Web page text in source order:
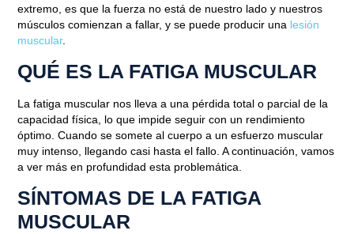
extremo, es que la fuerza no está de nuestro lado y nuestros
músculos comienzan a fallar, y se puede producir una lesión
muscular.
QUÉ ES LA FATIGA MUSCULAR
La fatiga muscular nos lleva a una pérdida total o parcial de la
capacidad física, lo que impide seguir con un rendimiento
óptimo. Cuando se somete al cuerpo a un esfuerzo muscular
muy intenso, llegando casi hasta el fallo. A continuación, vamos
a ver más en profundidad esta problemática.
SÍNTOMAS DE LA FATIGA
MUSCULAR